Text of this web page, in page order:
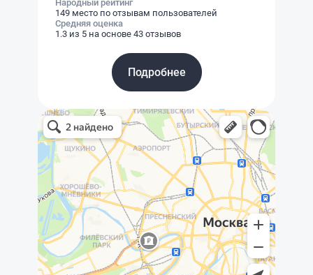
Народный рейтинг
149 место по отзывам пользователей
Средняя оценка
1.3 из 5 на основе 43 отзывов
Подробнее